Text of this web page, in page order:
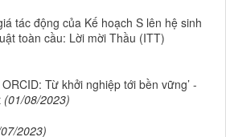
tác động của Kế hoạch S lên hệ sinh
toàn cầu: Lời mời Thầu (ITT)
Từ khởi nghiệp tới bền vững’ -
(01/08/2023)
2023)